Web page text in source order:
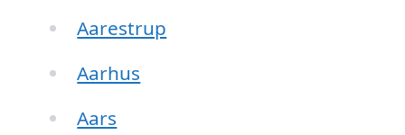
Aarestrup
Aarhus
Aars